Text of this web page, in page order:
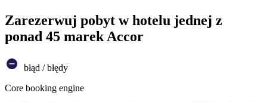
Zarezerwuj pobyt w hotelu jednej z
ponad 45 marek Accor
błąd / błędy
Core booking engine